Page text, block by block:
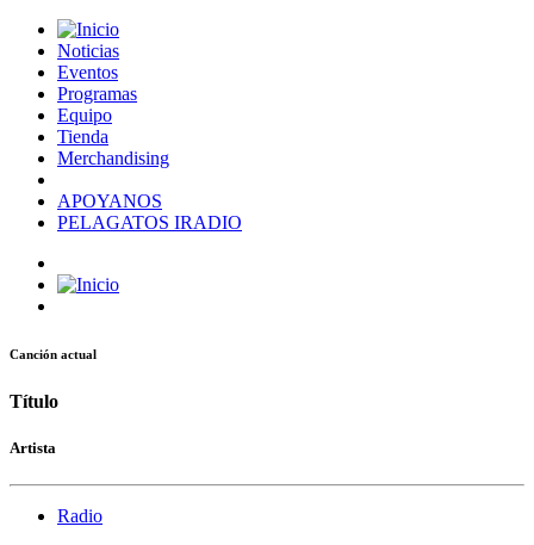
Noticias
Eventos
Programas
Equipo
Tienda
Merchandising
APOYANOS
PELAGATOS IRADIO
Canción actual
Título
Artista
Radio